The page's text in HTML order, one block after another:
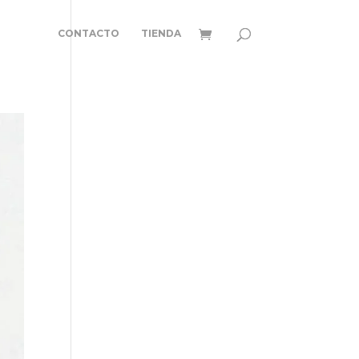
CONTACTO TIENDA